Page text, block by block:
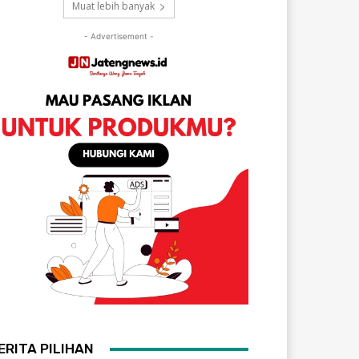
Muat lebih banyak
- Advertisement -
PILIHAN